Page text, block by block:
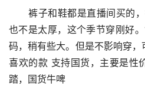
也不是太厚，这个季节穿刚好
码，稍有些大。但是不影响穿
喜欢的款 支持国货，主要是性
踏，国货牛啤